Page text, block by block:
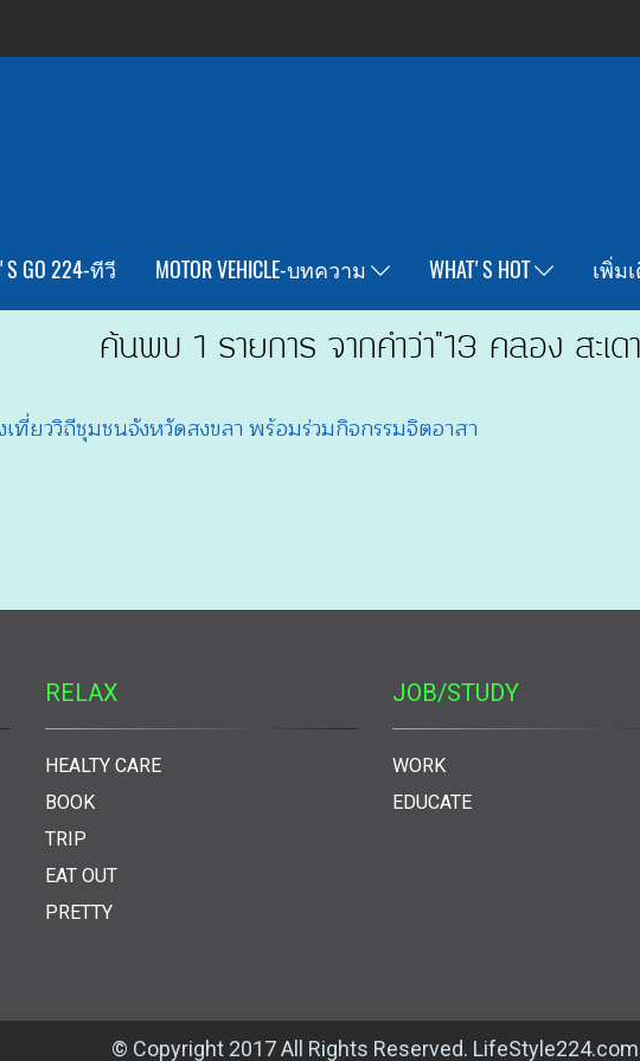
GO 224-ทีวี MOTOR VEHICLE-บทความ WHAT'S HOT เพิ่ม
ค้นพบ 1 รายการ จากคำว่า"13 คลอง สะเด
ที่ยววิถีชุมชนจังหวัดสงขลา พร้อมร่วมกิจกรรมจิตอาสา
RELAX
HEALTY CARE
BOOK
TRIP
EAT OUT
PRETTY
JOB/STUDY
WORK
EDUCATE
© Copyright 2017 All Rights Reserved. LifeStyle224.com